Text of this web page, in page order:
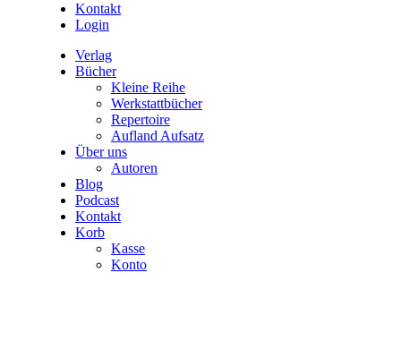
Kontakt
Login
Verlag
Bücher
Kleine Reihe
Werkstattbücher
Repertoire
Aufland Aufsatz
Über uns
Autoren
Blog
Podcast
Kontakt
Korb
Kasse
Konto